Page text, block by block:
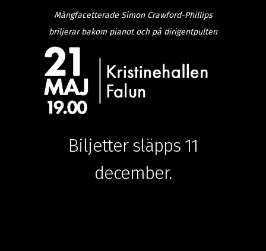
Mångfacetterade Simon Crawford-Phillips
briljerar bakom pianot och på dirigentpulten
Biljetter släpps 11
december.